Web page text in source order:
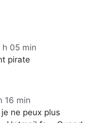
h 05 min
pirate
16 min
ne peux plus